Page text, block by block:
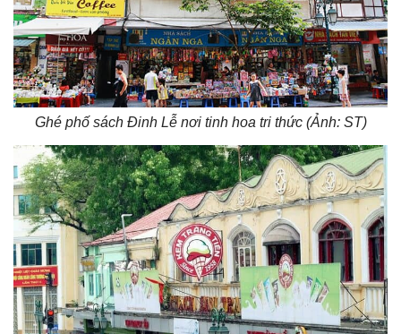
Ghé phố sách Đinh Lễ nơi tinh hoa tri thức (Ảnh: ST)